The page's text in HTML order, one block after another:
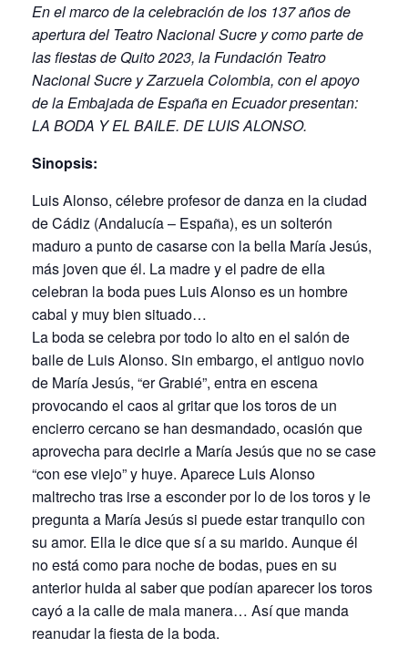
En el marco de la celebración de los 137 años de
apertura del Teatro Nacional Sucre y como parte de
las fiestas de Quito 2023, la Fundación Teatro
Nacional Sucre y Zarzuela Colombia, con el apoyo
de la Embajada de España en Ecuador presentan:
LA BODA Y EL BAILE. DE LUIS ALONSO.
Sinopsis:
Luis Alonso, célebre profesor de danza en la ciudad
de Cádiz (Andalucía – España), es un solterón
maduro a punto de casarse con la bella María Jesús,
más joven que él. La madre y el padre de ella
celebran la boda pues Luis Alonso es un hombre
cabal y muy bien situado…
La boda se celebra por todo lo alto en el salón de
baile de Luis Alonso. Sin embargo, el antiguo novio
de María Jesús, “er Grabié”, entra en escena
provocando el caos al gritar que los toros de un
encierro cercano se han desmandado, ocasión que
aprovecha para decirle a María Jesús que no se case
“con ese viejo” y huye. Aparece Luis Alonso
maltrecho tras irse a esconder por lo de los toros y le
pregunta a María Jesús si puede estar tranquilo con
su amor. Ella le dice que sí a su marido. Aunque él
no está como para noche de bodas, pues en su
anterior huida al saber que podían aparecer los toros
cayó a la calle de mala manera… Así que manda
reanudar la fiesta de la boda.